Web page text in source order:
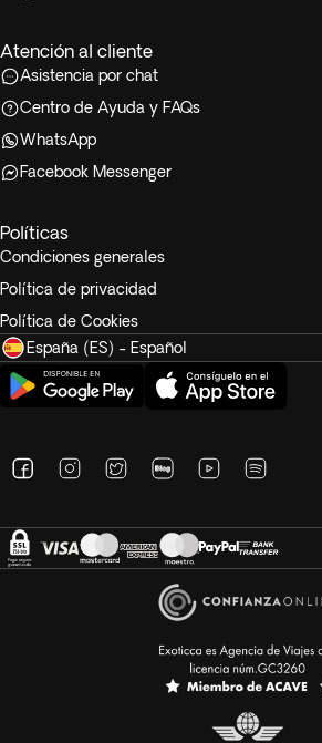
Atención al cliente
Asistencia por chat
Centro de Ayuda y FAQs
WhatsApp
Facebook Messenger
Políticas
Condiciones generales
Política de privacidad
Política de Cookies
España (ES) - Español